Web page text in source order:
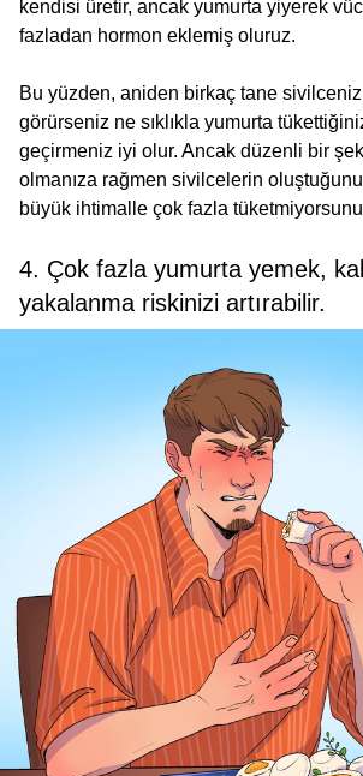
kendisi üretir, ancak yumurta yiyerek
fazladan hormon eklemiş oluruz.
Bu yüzden, aniden birkaç tane
görürseniz ne sıklıkla yumurta
geçirmeniz iyi olur. Ancak düzenli bir
olmanıza rağmen sivilcelerin
büyük ihtimalle çok fazla
4. Çok fazla yumurta yemek,
yakalanma riskinizi artırabilir.